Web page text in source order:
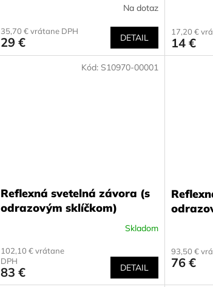
Na dotaz
35,70 € vrátane DPH
29 € DETAIL
17,20 €
14 €
Reﬂexná svetelná závora (s
odrazovým sklíčkom)
Skladom
102,10 € vrátane
DPH
83 € DETAIL
Kód: S10970-00001
93,50 €
76 €